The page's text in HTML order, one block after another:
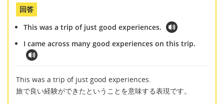
回答
This was a trip of just good experiences.
I came across many good experiences on this trip.
This was a trip of just good experiences.
旅で良い経験ができたということを意味する表現です。